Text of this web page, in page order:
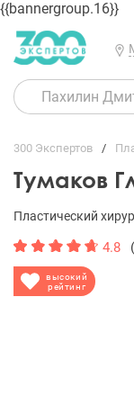
{{bannergroup.16}}
300 Экспертов
Тумаков
высокий
рейтинг
Пластический
4.8
ГЛАВНАЯ